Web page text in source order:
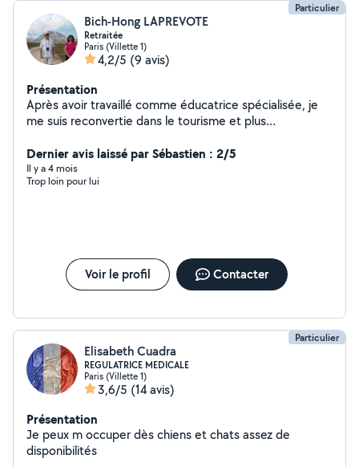
Particulier
Bich-Hong LAPREVOTE
Retraitée
Paris (Villette 1)
4,2/5 (9 avis)
Présentation
Après avoir travaillé comme éducatrice spécialisée, je
me suis reconvertie dans le tourisme et plus
depuis 2 ans, je suis retraitée. Nous habitons Paris
depuis 20 ans et avons toujours eu des chats à la
maison .
Dernier avis laissé par Sébastien : 2/5
Il y a 4 mois
Trop loin pour lui
Voir le profil Contacter
Particulier
Elisabeth Cuadra
REGULATRICE MEDICALE
Paris (Villette 1)
3,6/5 (14 avis)
Présentation
Je peux m occuper dès chiens et chats assez de
disponibilités